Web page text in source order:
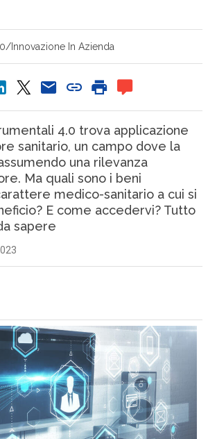
Innovazione In Azienda
4.0 trova applicazione
sanitario, un campo dove la
una rilevanza
Ma quali sono i beni
medico-sanitario a cui si
E come accedervi? Tutto
sapere